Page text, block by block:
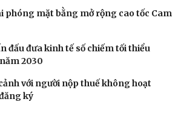
phóng mặt bằng mở rộng cao tốc Cam
đấu đưa kinh tế số chiếm tối thiểu
2030
với người nộp thuế không hoạt
ký